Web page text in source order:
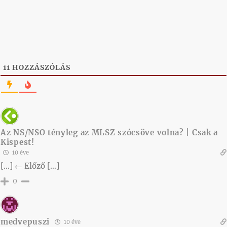
11 HOZZÁSZÓLÁS
Az NS/NSO tényleg az MLSZ szócsöve volna? | Csak a
Kispest!
10 éve
[…] ← Előző […]
0
medvepuszi 10 éve